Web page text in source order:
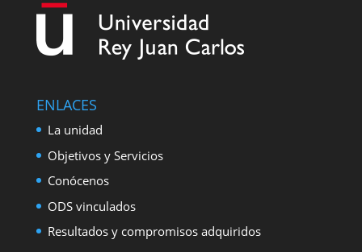
ENLACES
La unidad
Objetivos y Servicios
Conócenos
ODS vinculados
Resultados y compromisos adquiridos